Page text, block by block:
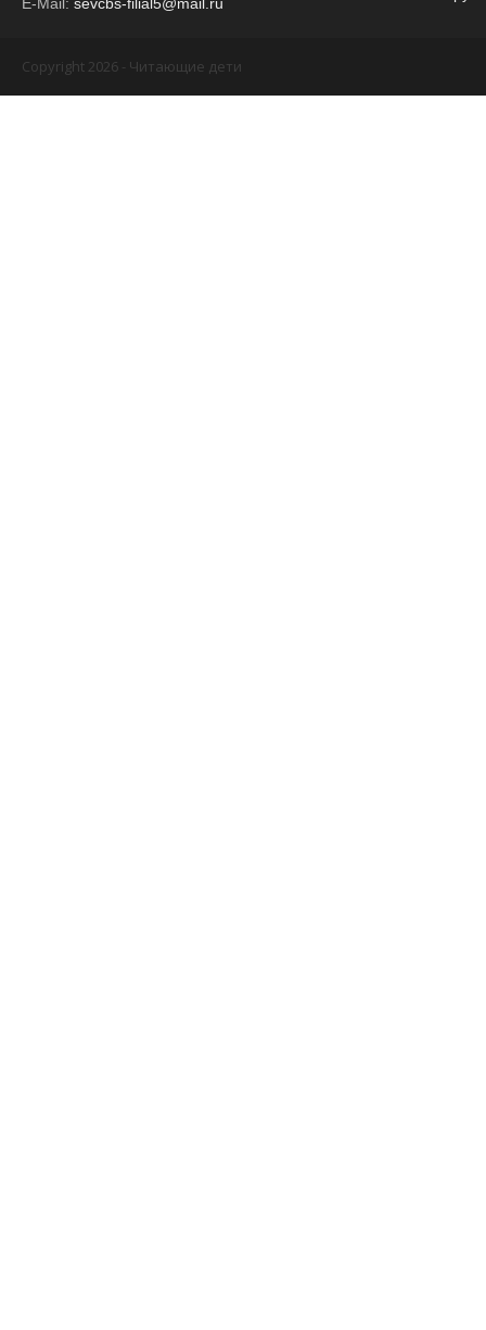
Copyright 2026 - Читающие дети